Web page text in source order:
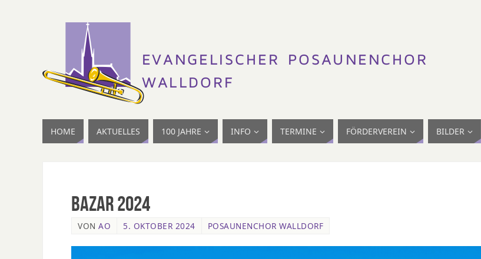
HOME AKTUELLES 100 JAHRE INFO TERMINE FÖRDERVEREIN BILDER
Bazar 2024
VON AO 5. OKTOBER 2024 POSAUNENCHOR WALLDORF